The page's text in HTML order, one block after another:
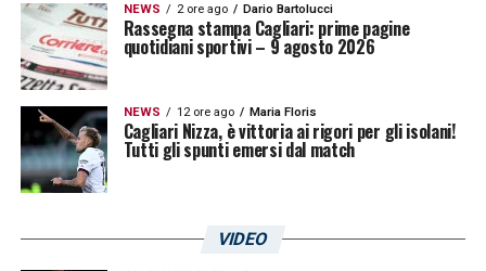
NEWS 2 ore ago Dario Bartolucci
Rassegna stampa Cagliari: prime pagine
quotidiani sportivi – 9 agosto 2026
NEWS 12 ore ago Maria Floris
Cagliari Nizza, è vittoria ai rigori per gli isolani!
Tutti gli spunti emersi dal match
VIDEO